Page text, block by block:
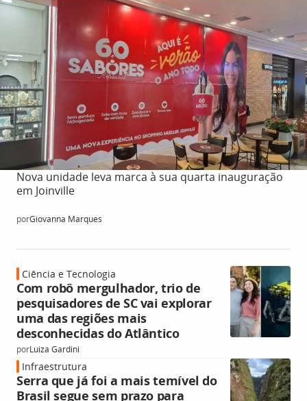
Nova unidade leva marca à sua quarta inauguração
em Joinville
porGiovanna Marques
Ciência e Tecnologia
Com robô mergulhador, trio de
pesquisadores de SC vai explorar
uma das regiões mais
desconhecidas do Atlântico
porLuiza Gardini
Infraestrutura
Serra que já foi a mais temível do
Brasil segue sem prazo para